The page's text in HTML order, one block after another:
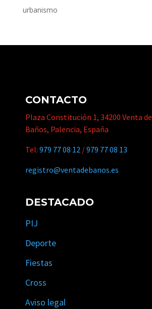
urbanismo
CONTACTO
Plaza Constitución 1, 34200 Venta de
Baños, Palencia, España
Tel: 979 77 08 12 /979 77 08 13
registro@ventadebanos.es
DESTACADO
PIJ
Deporte
Fiestas
Cross
Aviso legal